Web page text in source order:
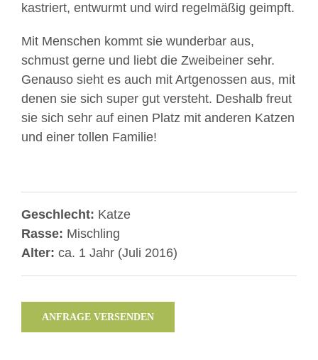
kastriert, entwurmt und wird regelmäßig geimpft.
Mit Menschen kommt sie wunderbar aus,
schmust gerne und liebt die Zweibeiner sehr.
Genauso sieht es auch mit Artgenossen aus, mit
denen sie sich super gut versteht. Deshalb freut
sie sich sehr auf einen Platz mit anderen Katzen
und einer tollen Familie!
Geschlecht: Katze
Rasse: Mischling
Alter: ca. 1 Jahr (Juli 2016)
ANFRAGE VERSENDEN